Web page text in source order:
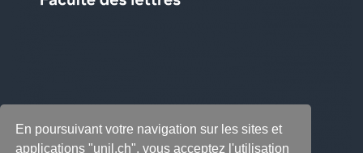
En poursuivant votre navigation sur les sites et
applications "unil.ch", vous acceptez l'utilisation